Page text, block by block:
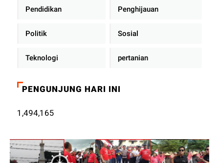
Pendidikan Penghijauan
Politik Sosial
Teknologi pertanian
PENGUNJUNG HARI INI
1,494,165